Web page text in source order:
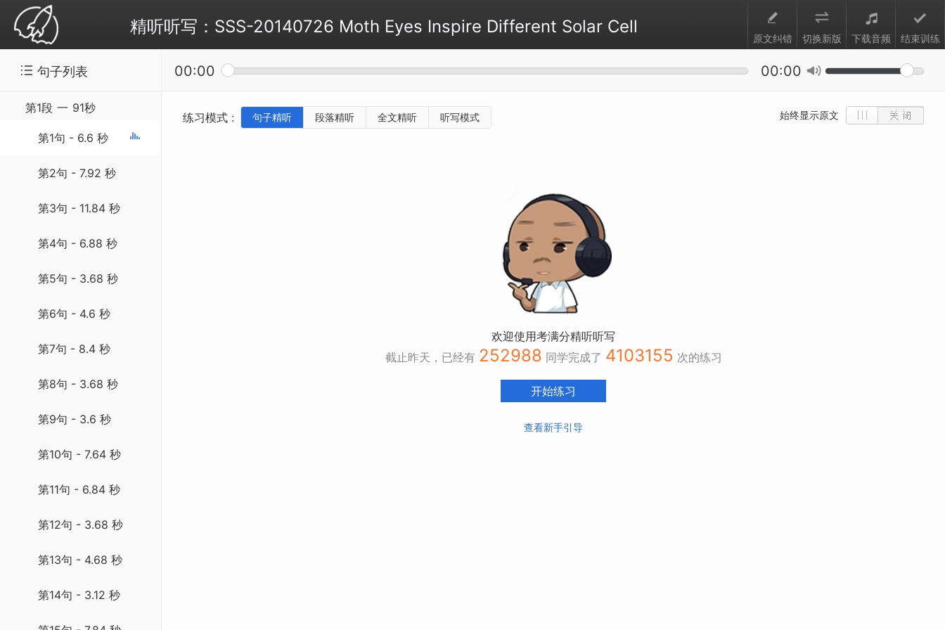
精听听写：SSS-20140726 Moth Eyes Inspire Different Solar Cell
原文纠错 切换新版 下载音频 结束训练
句子列表 00:00 00:00
第1段 一 91秒
第1句 - 6.6 秒
第2句 - 7.92 秒
第3句 - 11.84 秒
第4句 - 6.88 秒
第5句 - 3.68 秒
第6句 - 4.6 秒
第7句 - 8.4 秒
第8句 - 3.68 秒
第9句 - 3.6 秒
第10句 - 7.64 秒
第11句 - 6.84 秒
第12句 - 3.68 秒
第13句 - 4.68 秒
第14句 - 3.12 秒
始终显示原文
练习模式 : 句子精听 段落精听 全文精听 听写模式
欢迎使用考满分精听听写
截止昨天，已经有 252988 同学完成了 4103155 次的练习
开始练习
查看新手引导